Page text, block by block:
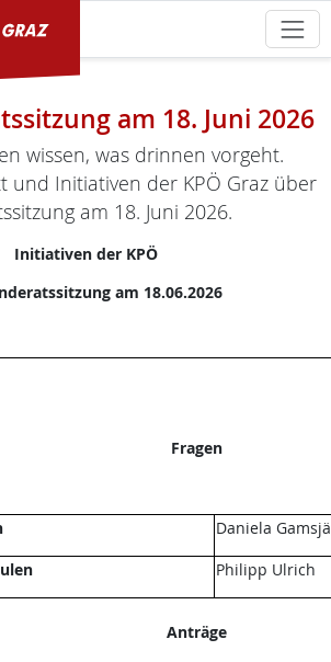
am 18. Juni 2026
wissen, was drinnen vorgeht.
und Initiativen der KPÖ Graz über
am 18. Juni 2026.
Initiativen der KPÖ
am 18.06.2026
Fragen
Daniela
Philipp Ulrich
Anträge